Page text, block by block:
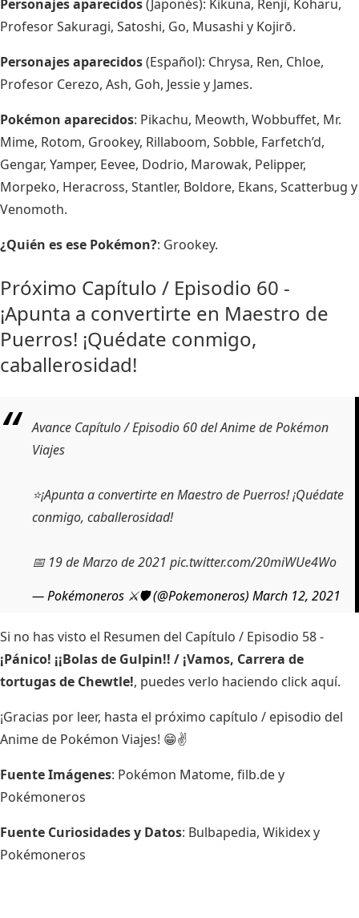
Personajes aparecidos(Japonés): Kikuna, Renji, Koharu,
Profesor Sakuragi, Satoshi, Go, Musashi y Kojirō.
Personajes aparecidos(Español): Chrysa, Ren, Chloe,
Profesor Cerezo, Ash, Goh, Jessie y James.
Pokémon aparecidos: Pikachu, Meowth, Wobbuffet, Mr.
Mime, Rotom, Grookey, Rillaboom, Sobble, Farfetch’d,
Gengar, Yamper, Eevee, Dodrio, Marowak, Pelipper,
Morpeko, Heracross, Stantler, Boldore, Ekans, Scatterbug y
Venomoth.
¿Quién es ese Pokémon?: Grookey.
Próximo Capítulo / Episodio 60 -
¡Apunta a convertirte en Maestro de
Puerros! ¡Quédate conmigo,
caballerosidad!
Avance Capítulo / Episodio 60 del Anime de Pokémon
Viajes
⭐¡Apunta a convertirte en Maestro de Puerros! ¡Quédate
conmigo, caballerosidad!
📅 19 de Marzo de 2021 pic.twitter.com/20miWUe4Wo
— Pokémoneros ⚔️🛡️ (@Pokemoneros) March 12, 2021
Si no has visto el Resumen del Capítulo / Episodio 58 -
¡Pánico! ¡¡Bolas de Gulpin!! / ¡Vamos, Carrera de
tortugas de Chewtle!, puedes verlo haciendo click aquí.
¡Gracias por leer, hasta el próximo capítulo / episodio del
Anime de Pokémon Viajes! 😁✌
Fuente Imágenes: Pokémon Matome, filb.de y
Pokémoneros
Fuente Curiosidades y Datos: Bulbapedia, Wikidex y
Pokémoneros